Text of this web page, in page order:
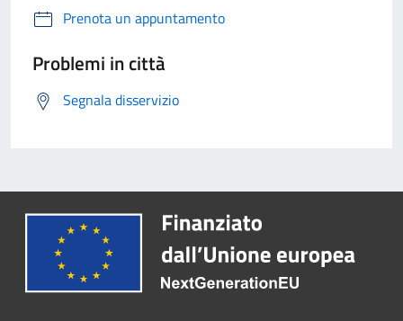
Prenota un appuntamento
Problemi in città
Segnala disservizio